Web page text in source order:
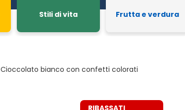
Stili di vita Frutta e verdura
Cioccolato bianco con confetti colorati
RIBASSATI